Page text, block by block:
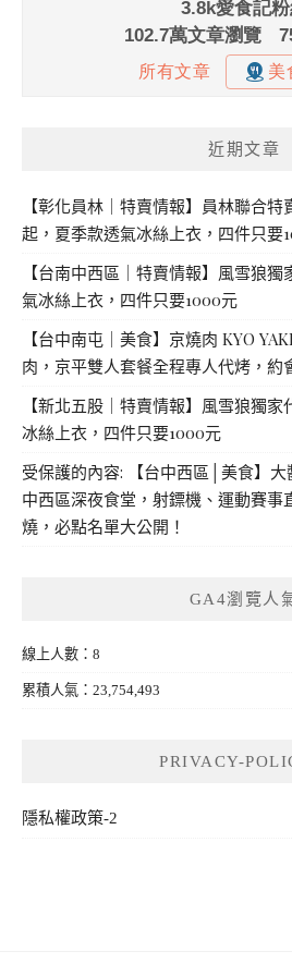
近期文章
【彰化員林｜特賣情報】員林聯合
起，夏季款透氣冰絲上衣，四件只要
【台南中西區｜特賣情報】風雪狼
氣冰絲上衣，四件只要1000元
【台中南屯｜美食】京燒肉 KYO
肉，京平雙人套餐全程專人代烤，約
【新北五股｜特賣情報】風雪狼獨
冰絲上衣，四件只要1000元
受保護的內容: 【台中西區│美食】
中西區深夜食堂，射鏢機、運動賽事
燒，必點名單大公開！
GA4瀏覽人
線上人數：8
累積人氣：23,754,493
PRIVACY-
隱私權政策-2